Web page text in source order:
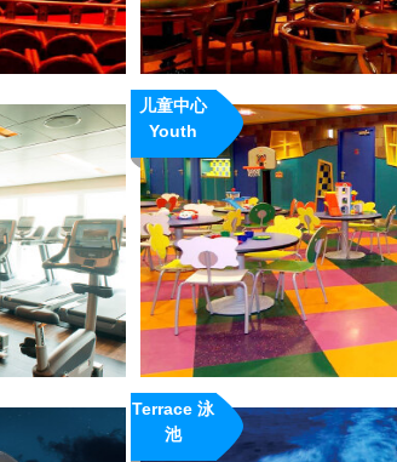
概况：
· 所在楼层：Sun15
· 开放时间：全天候24小时
· 详细介绍：位于15层，健身爱好者放
松、休闲的地方。莲花水疗中心以水
疗、健身课程和美容沙龙服务为特色。
全天候提供...
[更多详情]
儿童中心
Youth
Center
概况：
· 所在楼层：Sun15
Terrace 泳
池